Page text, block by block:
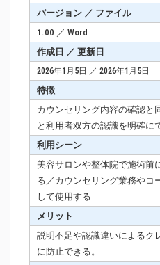
バージョン ／ ファイル
1.00 ／ Word
作成日 ／ 更新日
2026年1月5日 ／ 2026年1月5日
特徴
カウンセリング内容の確認と
と利用者双方の認識を明確に
利用シーン
美容サロンや整体院で施術前
る／カウンセリング業務やコ
して使用する
メリット
説明不足や認識違いによるク
に防止できる。